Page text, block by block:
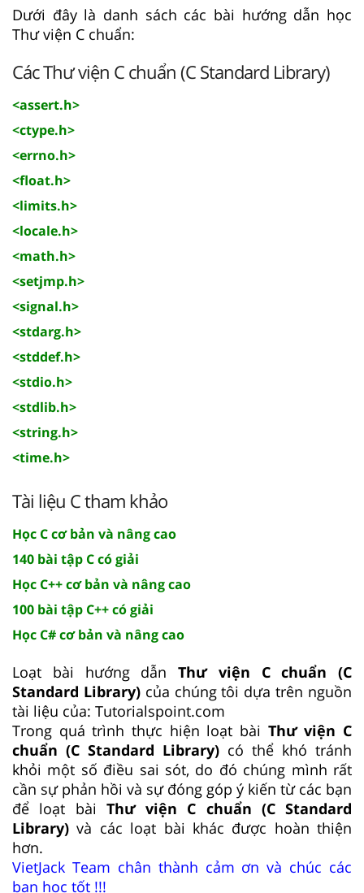
Dưới đây là danh sách các bài hướng dẫn học
Thư viện C chuẩn:
Các Thư viện C chuẩn (C Standard Library)
<assert.h>
<ctype.h>
<errno.h>
<float.h>
<limits.h>
<locale.h>
<math.h>
<setjmp.h>
<signal.h>
<stdarg.h>
<stddef.h>
<stdio.h>
<stdlib.h>
<string.h>
<time.h>
Tài liệu C tham khảo
Học C cơ bản và nâng cao
140 bài tập C có giải
Học C++ cơ bản và nâng cao
100 bài tập C++ có giải
Học C# cơ bản và nâng cao
Loạt bài hướng dẫn Thư viện C chuẩn (C
Standard Library)của chúng tôi dựa trên nguồn
tài liệu của: Tutorialspoint.com
Trong quá trình thực hiện loạt bài Thư viện C
chuẩn (C Standard Library) có thể khó tránh
khỏi một số điều sai sót, do đó chúng mình rất
cần sự phản hồi và sự đóng góp ý kiến từ các bạn
để loạt bài Thư viện C chuẩn (C Standard
Library) và các loạt bài khác được hoàn thiện
hơn.
VietJack Team chân thành cảm ơn và chúc các
bạn học tốt !!!